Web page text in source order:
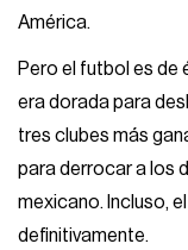
América.
Pero el futbol es de
era dorada para
tres clubes más
para derrocar a los
mexicano. Incluso,
definitivamente.